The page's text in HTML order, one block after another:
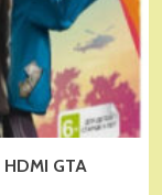
GTA